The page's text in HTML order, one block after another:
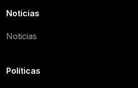
Noticias
Noticias
Políticas